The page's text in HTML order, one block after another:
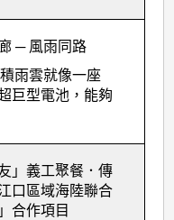
─ 風雨同路
雨雲就像一座
巨型電池，能夠
」義工聚餐．傳
口區域海陸聯合
合作項目